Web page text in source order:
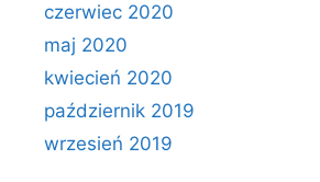
czerwiec 2020
maj 2020
kwiecień 2020
październik 2019
wrzesień 2019